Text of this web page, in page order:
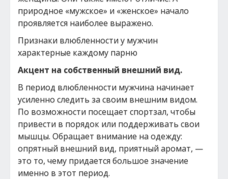
природное «мужское» и «женское» начало
проявляется наиболее выражено.
Признаки влюбленности у мужчин
характерные каждому парню
Акцент на собственный внешний вид.
В период влюбленности мужчина начинает
усиленно следить за своим внешним видом.
По возможности посещает спортзал, чтобы
привести в порядок или поддерживать свои
мышцы. Обращает внимание на одежду:
опрятный внешний вид, приятный аромат, —
это то, чему придается большое значение
именно в этот период.